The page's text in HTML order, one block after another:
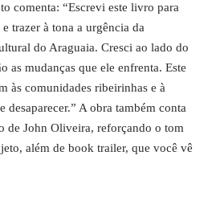
comenta: “Escrevi este livro para
trazer à tona a urgência da
do Araguaia. Cresci ao lado do
as mudanças que ele enfrenta. Este
às comunidades ribeirinhas e à
desaparecer.” A obra também conta
de John Oliveira, reforçando o tom
além de book trailer, que você vê